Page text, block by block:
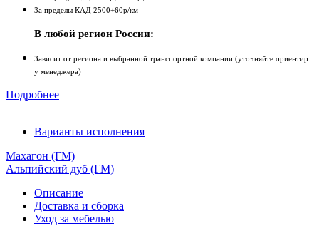
За пределы КАД 2500+60р/км
В любой регион России:
Зависит от региона и выбранной транспортной компании (уточняйте ориентир
у менеджера)
Подробнее
Варианты исполнения
Махагон (ГМ)
Альпийский дуб (ГМ)
Описание
Доставка и сборка
Уход за мебелью